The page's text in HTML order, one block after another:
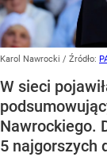
Karol Nawrocki / Źródło:
W sieci
Nawrockiego.
5 najgorszych